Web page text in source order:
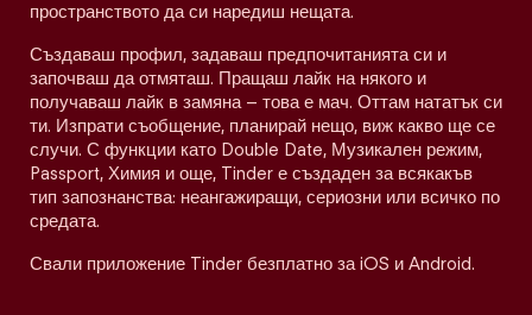
пространството да си наредиш нещата.
Създаваш профил, задаваш предпочитанията си и
започваш да отмяташ. Пращаш лайк на някого и
получаваш лайк в замяна – това е мач. Оттам нататък си
ти. Изпрати съобщение, планирай нещо, виж какво ще се
случи. С функции като Double Date, Музикален режим,
Passport, Химия и още, Tinder е създаден за всякакъв
тип запознанства: неангажиращи, сериозни или всичко по
средата.
Свали приложение Tinder безплатно за iOS и Android.